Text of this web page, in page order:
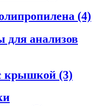
(4)
для анализов
крышкой (3)